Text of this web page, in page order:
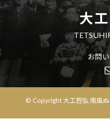
大
お問
© Copyright 大工哲弘 南風ぬ